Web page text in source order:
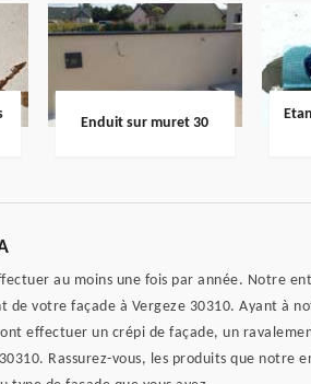
Enduit sur muret 30
au moins une fois par année. Notre
votre façade à Vergeze 30310. Ayant à
effectuer un crépi de façade, un
Rassurez-vous, les produits que notre